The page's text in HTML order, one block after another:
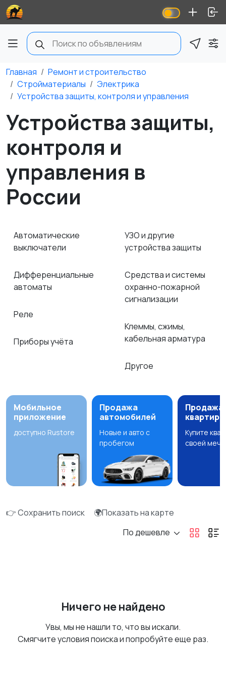
Главная
Ремонт и строительство
Стройматериалы
Электрика
Устройства защиты, контроля и управления
Устройства защиты,
контроля и
управления в
России
Автоматические
выключатели
Дифференциальные
автоматы
Реле
Приборы учёта
УЗО и другие
устройства защиты
Средства и системы
охранно-пожарной
сигнализации
Клеммы, сжимы,
кабельная арматура
Другое
Мобильное
приложение
доступно Rustore
Продажа
автомобилей
Новые и авто с
пробегом
Продажа
квартир
Купите
своей
👉 Сохранить поиск
🌍Показать на карте
По дешевле
Ничего не найдено
Увы, мы не нашли то, что вы искали.
Смягчите условия поиска и попробуйте еще раз.